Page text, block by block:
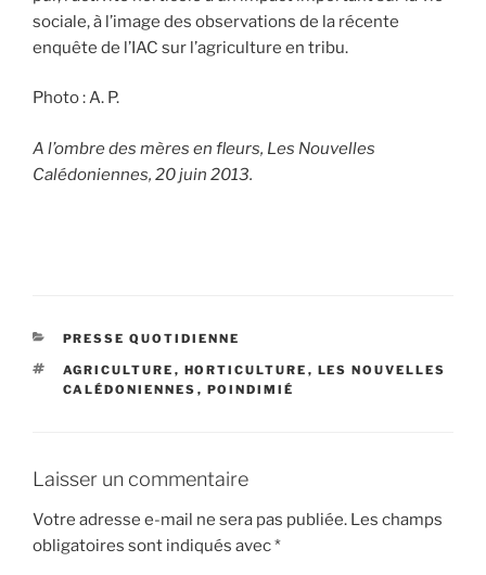
sociale, à l’image des observations de la récente
enquête de l’IAC sur l’agriculture en tribu.
Photo : A. P.
A l’ombre des mères en fleurs, Les Nouvelles
Calédoniennes, 20 juin 2013.
CATÉGORIES
PRESSE QUOTIDIENNE
ÉTIQUETTES
AGRICULTURE , HORTICULTURE , LES NOUVELLES
CALÉDONIENNES , POINDIMIÉ
Laisser un commentaire
Votre adresse e-mail ne sera pas publiée. Les champs
obligatoires sont indiqués avec*